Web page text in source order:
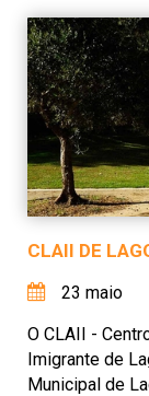
CLAII DE
23 maio
O CLAII -
Imigrante de
Municipal de